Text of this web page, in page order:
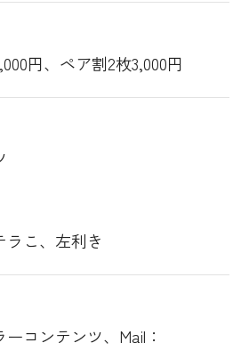
円、ペア割2枚3,000円
ラこ、左利き
コンテンツ、Mail：